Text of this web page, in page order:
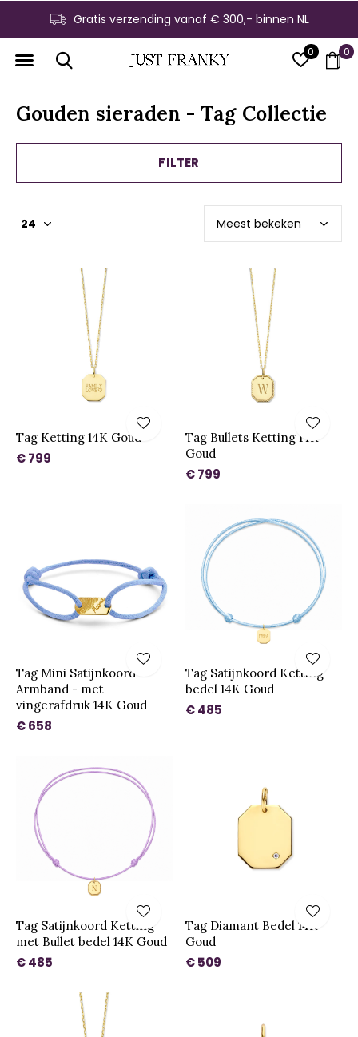
0 0
Gratis verzending vanaf € 300,- binnen NL
Gouden sieraden - Tag Collectie
FILTER
Tag Ketting 14K Goud
€ 799
Tag Bullets Ketting 14K
Goud
€ 799
Tag Mini Satijnkoord
Armband - met
vingerafdruk 14K Goud
€ 658
Tag Satijnkoord Ketting
bedel 14K Goud
€ 485
Tag Satijnkoord Ketting
met Bullet bedel 14K Goud
€ 485
Tag Diamant Bedel 14K
Goud
€ 509